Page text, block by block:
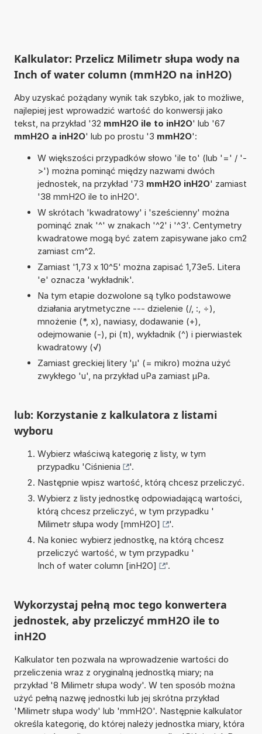
Kalkulator: Przelicz Milimetr słupa wody na
Inch of water column (mmH2O na inH2O)
Aby uzyskać pożądany wynik tak szybko, jak to możliwe,
najlepiej jest wprowadzić wartość do konwersji jako
tekst, na przykład '32 mmH2O ile to inH2O' lub '67
mmH2O a inH2O' lub po prostu '3 mmH2O':
W większości przypadków słowo 'ile to' (lub '=' / '-
>') można pominąć między nazwami dwóch
jednostek, na przykład '73 mmH2O inH2O' zamiast
'38 mmH2O ile to inH2O'.
W skrótach 'kwadratowy' i 'sześcienny' można
pominąć znak '^' w znakach '^2' i '^3'. Centymetry
kwadratowe mogą być zatem zapisywane jako cm2
zamiast cm^2.
Zamiast '1,73 x 10^5' można zapisać 1,73e5. Litera
'e' oznacza 'wykładnik'.
Na tym etapie dozwolone są tylko podstawowe
działania arytmetyczne --- dzielenie (/, :, ÷),
mnożenie (*, x), nawiasy, dodawanie (+),
odejmowanie (-), pi (π), wykładnik (^) i pierwiastek
kwadratowy (√)
Zamiast greckiej litery 'µ' (= mikro) można użyć
zwykłego 'u', na przykład uPa zamiast µPa.
lub: Korzystanie z kalkulatora z listami
wyboru
Wybierz właściwą kategorię z listy, w tym
przypadku 'Ciśnienia
'.
Następnie wpisz wartość, którą chcesz przeliczyć.
Wybierz z listy jednostkę odpowiadającą wartości,
którą chcesz przeliczyć, w tym przypadku '
Milimetr słupa wody [mmH2O]
'.
Na koniec wybierz jednostkę, na którą chcesz
przeliczyć wartość, w tym przypadku '
Inch of water column [inH2O]
'.
Wykorzystaj pełną moc tego konwertera
jednostek, aby przeliczyć mmH2O ile to
inH2O
Kalkulator ten pozwala na wprowadzenie wartości do
przeliczenia wraz z oryginalną jednostką miary; na
przykład '8 Milimetr słupa wody'. W ten sposób można
użyć pełną nazwę jednostki lub jej skrótna przykład
'Milimetr słupa wody' lub 'mmH2O'. Następnie kalkulator
określa kategorię, do której należy jednostka miary, która